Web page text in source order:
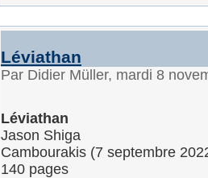
Léviathan
Par Didier Müller, mardi 8
Léviathan
Jason Shiga
Cambourakis (7 septembre
140 pages